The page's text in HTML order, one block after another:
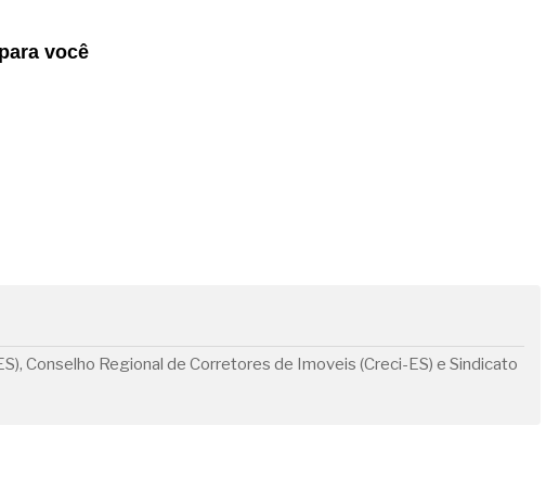
você
Conselho Regional de Corretores de Imoveis (Creci-ES) e Sindicato